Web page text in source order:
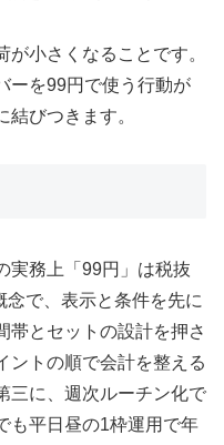
小さくなることです。
ーを99円で使う行動が
びつきます。
実務上「99円」は税抜
で、表示と条件を先に
帯とセットの設計を押さ
トの順で会計を整える
三に、週次ルーチン化で
も平日昼の1枠運用で年